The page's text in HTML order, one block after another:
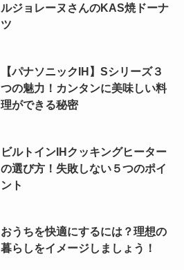
ルジョレーヌさんのKAS焼ドーナ
ツ
【パナソニックIH】Sシリーズ３
つの魅力！カンタンに美味しい料
理ができる秘密
ビルトインIHクッキングヒーター
の選び方！失敗しない５つのポイ
ント
おうちを快適にするには？理想の
暮らしをイメージしましょう！